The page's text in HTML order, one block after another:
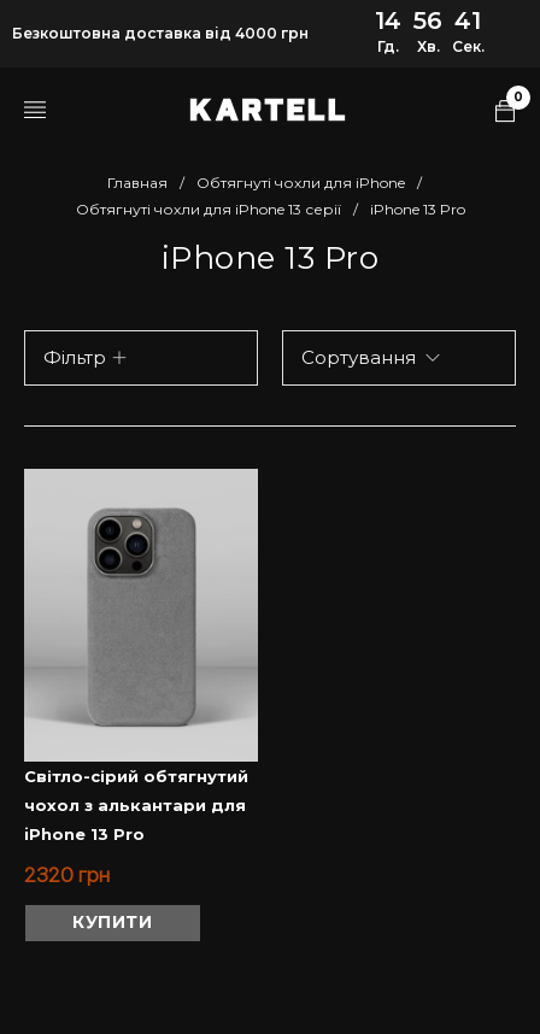
Безкоштовна доставка від 4000 грн 14
Гд.
56
Хв.
41
Сек.
0
iPhone 13 Pro
Главная / Обтягнуті чохли для iPhone
/
Обтягнуті чохли для iPhone 13 серії
/ iPhone 13 Pro
Фільтр Сортування
Світло-сірий обтягнутий
чохол з алькантари для
iPhone 13 Pro
2320 грн
КУПИТИ